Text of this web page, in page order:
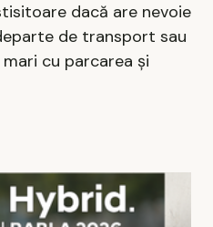
dacă are nevoie
de transport sau
cu parcarea și